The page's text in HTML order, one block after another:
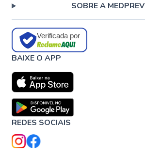
SOBRE A MEDPREV
Verificada por
BAIXE O APP
REDES SOCIAIS